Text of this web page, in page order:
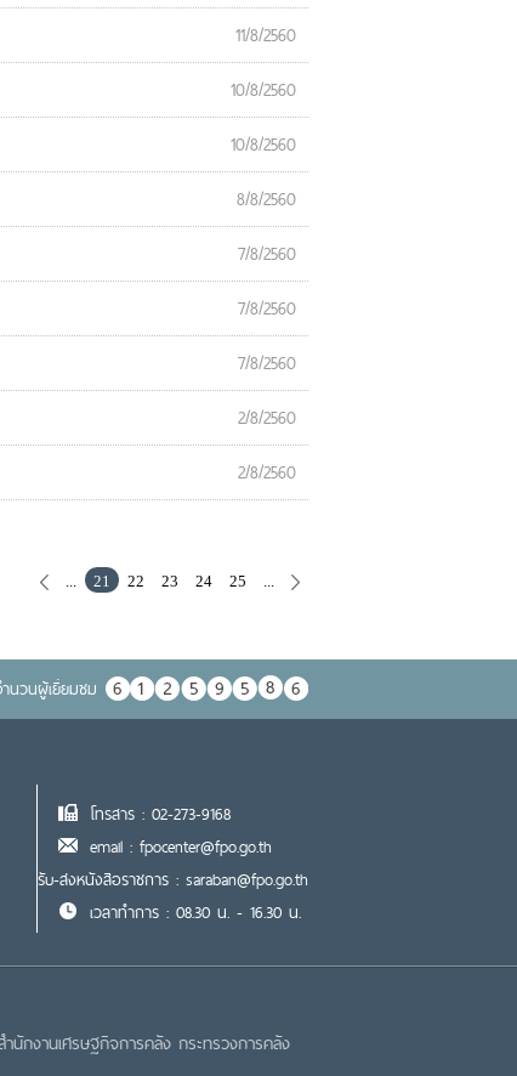
11/8/2560
10/8/2560
10/8/2560
8/8/2560
7/8/2560
7/8/2560
7/8/2560
2/8/2560
2/8/2560
21 22 23 24 25
นวนผู้เยื่ยมชม
โทรสาร : 02-273-9168
email : fpocenter@fpo.go.th
รับ-ส่งหนังสือราชการ : saraban@fpo.go.th
เวลาทำการ : 08.30 น. - 16.30 น.
กงานเศรษฐกิจการคลัง กระทรวงการคลัง